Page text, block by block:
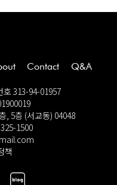
Contact Q&A
호 313-94-01957
, 5층 (서교동) 04048
1500
책